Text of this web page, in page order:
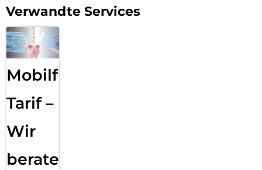
lebensrettender Kopfschutz für das Militär, passgenauer
Schutz für Motorradfahrer, klassenbester Schutz für
Mountainbiker auf den härtesten Abfahrten, zuverlässiger
Aufprallschutz für Ihr Handy … und vieles mehr.
4m Aufprallschutz
Dieses extrem schlanke Gehäuse, das Stürze aus bis zu 4
Metern Höhe übersteht, bietet maximalen Schutz, ohne
dabei zu dick aufzutragen.
Integrierter MagSafe-Magnet, der nicht nur nahtloses
kabelloses Laden und volle Kompatibilität mit MagSafe-
Zubehör ermöglicht, sondern auch einen verstellbaren
Ständer, der sowohl horizontale als auch vertikale
Verwandte Services
Mobilfunk
Tarif –
Wir
beraten